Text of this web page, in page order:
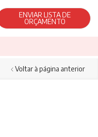
ENVIAR LISTA DE
ORÇAMENTO
Voltar à página anterior